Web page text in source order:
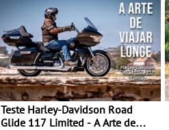
Teste Harley-Davidson Road
Glide 117 Limited - A Arte de